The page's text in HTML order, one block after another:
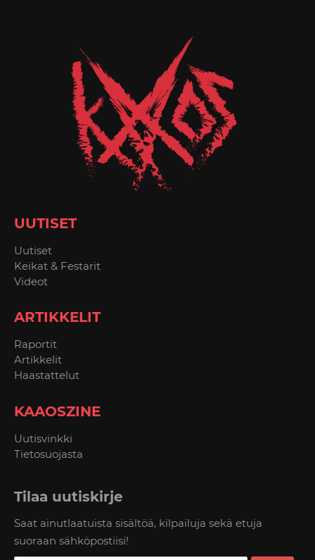
UUTISET
Uutiset
Keikat & Festarit
Videot
ARTIKKELIT
Raportit
Artikkelit
Haastattelut
KAAOSZINE
Uutisvinkki
Tietosuojasta
Tilaa uutiskirje
Saat ainutlaatuista sisältöä, kilpailuja sekä etuja
suoraan sähköpostiisi!